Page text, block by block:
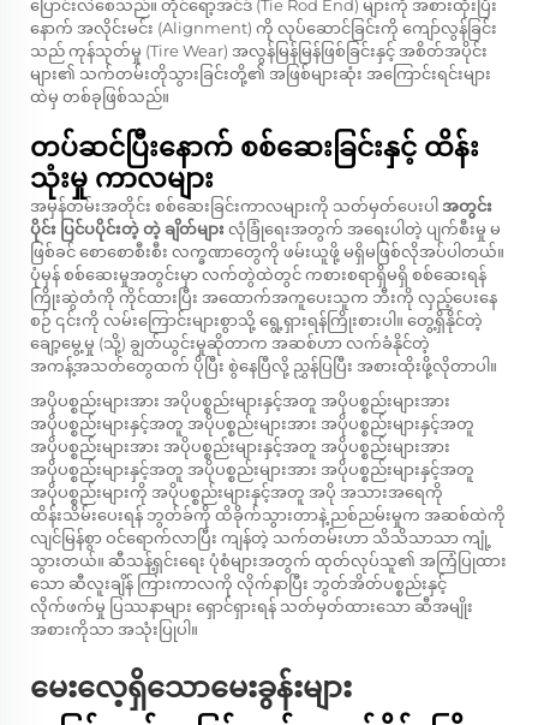
ပြောင်းလဲစေသည်။ တိုင်ရော့အင်ဒ် (Tie Rod End) များကို အစားထိုးပြီး
နောက် အလိုင်းမင်း (Alignment) ကို လုပ်ဆောင်ခြင်းကို ကျော်လွန်ခြင်း
သည် ကုန်သုတ်မှု (Tire Wear) အလွန်မြန်မြန်ဖြစ်ခြင်းနှင့် အစိတ်အပိုင်း
များ၏ သက်တမ်းတိုသွားခြင်းတို့၏ အဖြစ်များဆုံး အကြောင်းရင်းများ
ထဲမှ တစ်ခုဖြစ်သည်။
တပ်ဆင်ပြီးနောက် စစ်ဆေးခြင်းနှင့် ထိန်း
သုံးမှု ကာလများ
အမှန်တမ်းအတိုင်း စစ်ဆေးခြင်းကာလများကို သတ်မှတ်ပေးပါ အတွင်း
ပိုင်း ပြင်ပပိုင်းတဲ့ တဲ့ ချိတ်များ လုံခြုံရေးအတွက် အရေးပါတဲ့ ပျက်စီးမှု မ
ဖြစ်ခင် စောစောစီးစီး လက္ခဏာတွေကို ဖမ်းယူဖို့ မရှိမဖြစ်လိုအပ်ပါတယ်။
ပုံမှန် စစ်ဆေးမှုအတွင်းမှာ လက်တွဲထဲတွင် ကစားစရာရှိမရှိ စစ်ဆေးရန်
ကြိုးဆွဲတံကို ကိုင်ထားပြီး အထောက်အကူပေးသူက ဘီးကို လှည့်ပေးနေ
စဉ် ၎င်းကို လမ်းကြောင်းများစွာသို့ ရွေ့ရှားရန်ကြိုးစားပါ။ တွေ့ရှိနိုင်တဲ့
ချော့မွေ့မှု (သို့) ချွတ်ယွင်းမှုဆိုတာက အဆစ်ဟာ လက်ခံနိုင်တဲ့
အကန့်အသတ်တွေထက် ပိုပြီး စွဲနေပြီလို့ ညွှန်ပြပြီး အစားထိုးဖို့လိုတာပါ။
အပိုပစ္စည်းများအား အပိုပစ္စည်းများနှင့်အတူ အပိုပစ္စည်းများအား
အပိုပစ္စည်းများနှင့်အတူ အပိုပစ္စည်းများအား အပိုပစ္စည်းများနှင့်အတူ
အပိုပစ္စည်းများအား အပိုပစ္စည်းများနှင့်အတူ အပိုပစ္စည်းများအား
အပိုပစ္စည်းများနှင့်အတူ အပိုပစ္စည်းများအား အပိုပစ္စည်းများနှင့်အတူ
အပိုပစ္စည်းများကို အပိုပစ္စည်းများနှင့်အတူ အပို အသားအရေကို
ထိန်းသိမ်းပေးရန် ဘွတ်ခ်ကို ထိခိုက်သွားတာနဲ့ ညစ်ညမ်းမှုက အဆစ်ထဲကို
လျင်မြန်စွာ ဝင်ရောက်လာပြီး ကျန်တဲ့ သက်တမ်းဟာ သိသိသာသာ ကျုံ့
သွားတယ်။ ဆီသန့်ရှင်းရေး ပုံစံများအတွက် ထုတ်လုပ်သူ၏ အကြံပြုထား
သော ဆီလူးချိန် ကြားကာလကို လိုက်နာပြီး ဘွတ်အိတ်ပစ္စည်းနှင့်
လိုက်ဖက်မှု ပြဿနာများ ရှောင်ရှားရန် သတ်မှတ်ထားသော ဆီအမျိုး
အစားကိုသာ အသုံးပြုပါ။
မေးလေ့ရှိသောမေးခွန်းများ